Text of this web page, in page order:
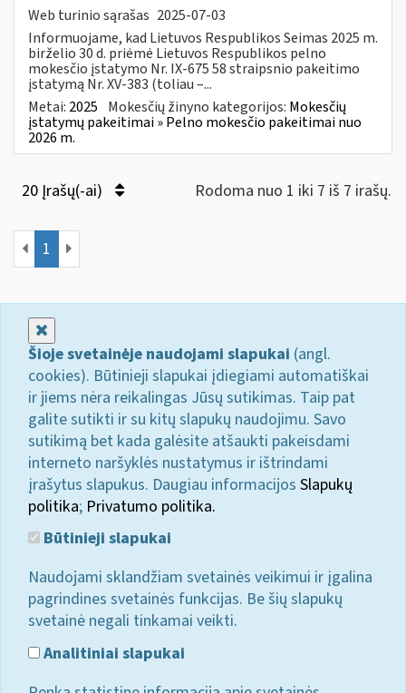
Web turinio sąrašas 2025-07-03
Informuojame, kad Lietuvos Respublikos Seimas 2025 m.
birželio 30 d. priėmė Lietuvos Respublikos pelno
mokesčio įstatymo Nr. IX-675 58 straipsnio pakeitimo
įstatymą Nr. XV-383 (toliau –...
Metai: 2025 Mokesčių žinyno kategorijos: Mokesčių
įstatymų pakeitimai » Pelno mokesčio pakeitimai nuo
2026 m.
20 Įrašų(-ai) Rodoma nuo 1 iki 7 iš 7 irašų.
1
Šioje svetainėje naudojami slapukai (angl.
cookies). Būtinieji slapukai įdiegiami automatiškai
ir jiems nėra reikalingas Jūsų sutikimas. Taip pat
galite sutikti ir su kitų slapukų naudojimu. Savo
sutikimą bet kada galėsite atšaukti pakeisdami
interneto naršyklės nustatymus ir ištrindami
įrašytus slapukus. Daugiau informacijos Slapukų
politika; Privatumo politika.
Būtinieji slapukai
Naudojami sklandžiam svetainės veikimui ir įgalina
pagrindines svetainės funkcijas. Be šių slapukų
svetainė negali tinkamai veikti.
Analitiniai slapukai